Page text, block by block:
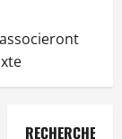
RECHERCHER